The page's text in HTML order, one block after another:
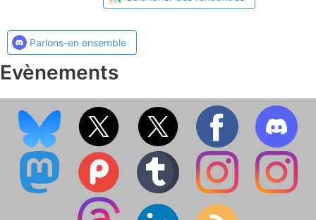
Parlons-en ensemble
Evènements